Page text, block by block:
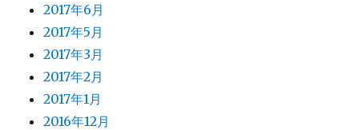
2017年6月
2017年5月
2017年3月
2017年2月
2017年1月
2016年12月